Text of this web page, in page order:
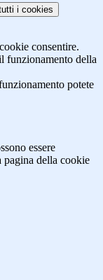
i cookies
consentire.
funzionamento della
potete
essere
pagina della cookie